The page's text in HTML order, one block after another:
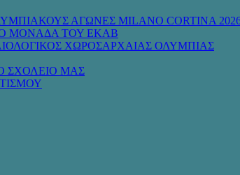
ΑΓΩΝΕΣ MILANO CORTINA
ΜΟΝΑΔΑ ΤΟΥ ΕΚΑΒ
ΧΩΡΟΣΑΡΧΑΙΑΣ ΟΛΥΜΠΙΑΣ
ΣΧΟΛΕΙΟ ΜΑΣ